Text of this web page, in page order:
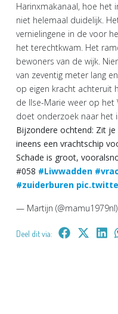
Harinxmakanaal, hoe het
niet helemaal duidelijk.
vernielingene in de voor
het terechtkwam. Het
bewoners van de wijk.
van zeventig meter lang
op eigen kracht achteruit
de Ilse-Marie weer op het
doet onderzoek naar het
Bijzondere ochtend: Zit
ineens een vrachtschip
Schade is groot,
#058 #Liwwadden
#zuiderburen
— Martijn (@mamu1979nl)
Deel dit via: